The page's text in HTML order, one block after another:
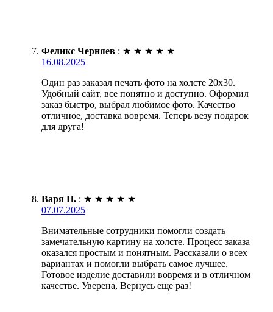
Феликс Черняев : ★ ★ ★ ★ ★
16.08.2025
Один раз заказал печать фото на холсте 20х30.
Удобный сайт, все понятно и доступно. Оформил
заказ быстро, выбрал любимое фото. Качество
отличное, доставка вовремя. Теперь везу подарок
для друга!
Варя П. : ★ ★ ★ ★ ★
07.07.2025
Внимательные сотрудники помогли создать
замечательную картину на холсте. Процесс заказа
оказался простым и понятным. Рассказали о всех
вариантах и помогли выбрать самое лучшее.
Готовое изделие доставили вовремя и в отличном
качестве. Уверена, Вернусь еще раз!